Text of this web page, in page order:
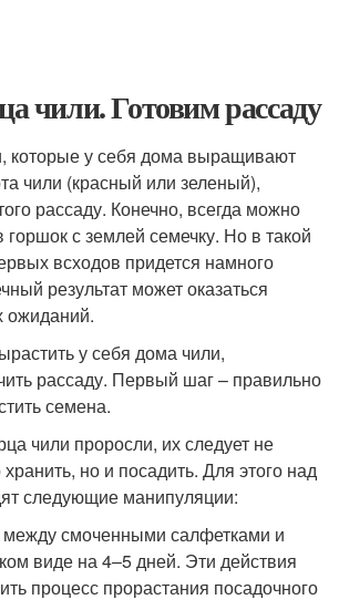
чили. Готовим рассаду
которые у себя дома выращивают
чили (красный или зеленый),
рассаду. Конечно, всегда можно
горшок с землей семечку. Но в такой
всходов придется намного
результат может оказаться
ожиданий.
у себя дома чили,
рассаду. Первый шаг – правильно
семена.
чили проросли, их следует не
но и посадить. Для этого над
следующие манипуляции:
смоченными салфетками и
виде на 4–5 дней. Эти действия
процесс прорастания посадочного